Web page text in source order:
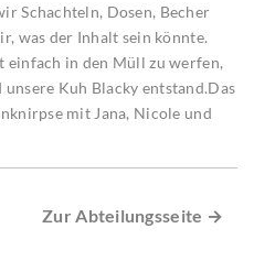
Schachteln, Dosen, Becher
was der Inhalt sein könnte.
einfach in den Müll zu werfen,
Kuh Blacky entstand.Das
mit Jana, Nicole und
Zur Abteilungsseite →